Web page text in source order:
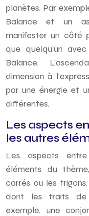
planètes. Par
Balance et un
manifester un côté
que quelqu’un
Balance.
dimension à
par une énergie et
différentes.
Les aspects
les autres
Les aspects
éléments du
carrés ou les
dont les traits de
exemple, une